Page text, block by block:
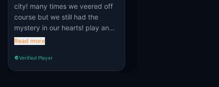
city! many times we veered off
course but we still had the
mystery in our hearts! play and
explore! until next time!
Read more
Verified Player